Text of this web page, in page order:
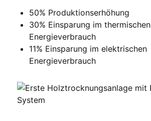
50% Produktionserhöhung
30% Einsparung im thermischen
Energieverbrauch
11% Einsparung im elektrischen
Energieverbrauch